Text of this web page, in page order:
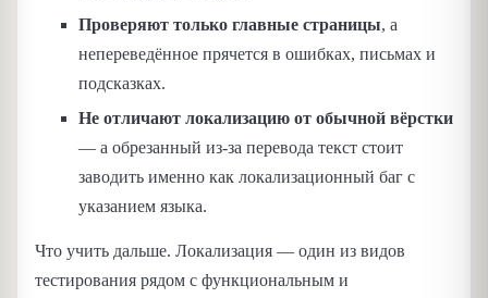
Проверяют только главные страницы, а
непереведённое прячется в ошибках, письмах и
подсказках.
Не отличают локализацию от обычной вёрстки
— а обрезанный из-за перевода текст стоит
заводить именно как локализационный баг с
указанием языка.
Что учить дальше. Локализация — один из видов
тестирования рядом с функциональным и